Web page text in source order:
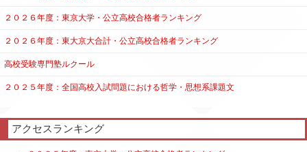
２０２６年度：東京大学・公立高校合格者ランキング
２０２６年度：東大京大合計・公立高校合格者ランキング
高校受験専門塾ルクール
２０２５年度：全国高校入試問題における哲学・思想系課題文
アクセスランキング